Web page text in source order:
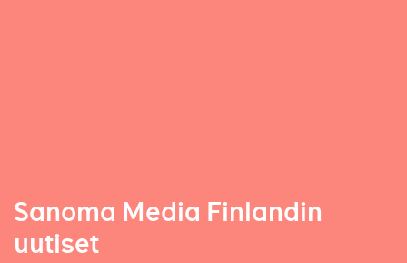
Sanoma Media Finlandin
uutiset